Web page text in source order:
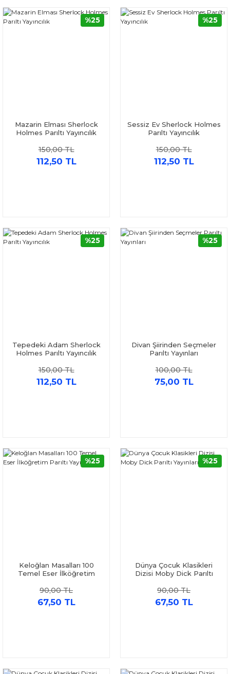
Mazarin Elması Sherlock
Holmes Parıltı Yayıncılık
150,00 TL
112,50 TL
%25
Sessiz Ev Sherlock Holmes
Parıltı Yayıncılık
150,00 TL
112,50 TL
%25
Tepedeki Adam Sherlock
Holmes Parıltı Yayıncılık
150,00 TL
112,50 TL
%25
Divan Şiirinden Seçmeler
Parıltı Yayınları
100,00 TL
75,00 TL
%25
Keloğlan Masalları 100
Temel Eser İlköğretim
90,00 TL
67,50 TL
%25
Dünya Çocuk Klasikleri
Dizisi Moby Dick Parıltı
90,00 TL
67,50 TL
%25